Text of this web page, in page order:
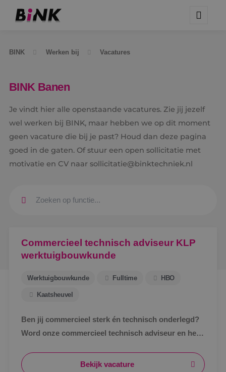
BINK Werken bij Vacatures
BINK Banen
Je vindt hier alle openstaande vacatures. Zie jij jezelf
wel werken bij BINK, maar hebben we op dit moment
geen vacature die bij je past? Houd dan deze pagina
goed in de gaten. Of stuur een open sollicitatie met
motivatie en CV naar sollicitatie@binktechniek.nl
Commercieel technisch adviseur KLP
werktuigbouwkunde
Werktuigbouwkunde Fulltime HBO
Kaatsheuvel
Ben jij commercieel sterk én technisch onderlegd?
Word onze commercieel technisch adviseur en help
Bekijk vacature